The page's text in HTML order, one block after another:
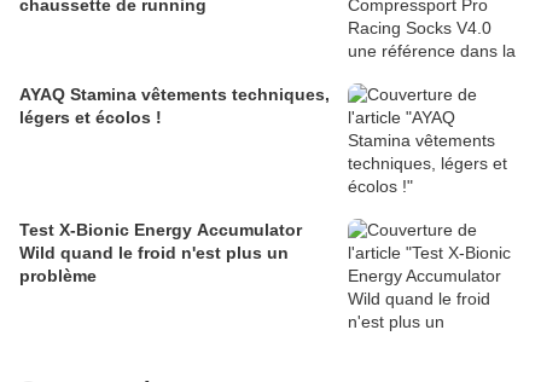
chaussette de running
AYAQ Stamina vêtements techniques,
légers et écolos !
Test X-Bionic Energy Accumulator
Wild quand le froid n'est plus un
problème